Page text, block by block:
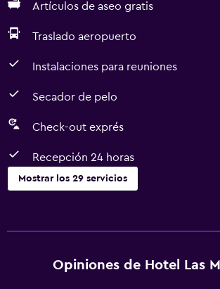
Artículos de aseo gratis
Traslado aeropuerto
Instalaciones para reuniones
Secador de pelo
Check-out exprés
Recepción 24 horas
Mostrar los 29 servicios
Paseos a caballo
Opiniones de Hotel Las